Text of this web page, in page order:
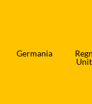
Germania